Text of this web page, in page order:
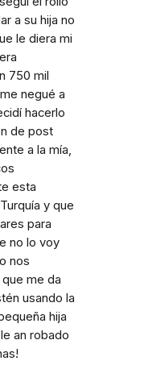
a su hija no
le diera mi
750 mil
negué a
hacerlo
de post
a la mía,
esta
y que
para
no lo voy
nos
me da
usando la
hija
an robado